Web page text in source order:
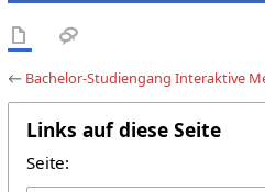
← Bachelor-Studiengang Interaktive
Links auf diese Seite
Seite: